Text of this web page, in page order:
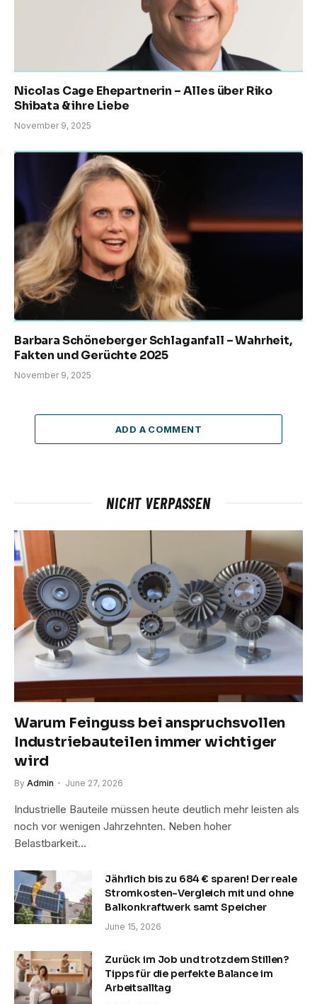
Nicolas Cage Ehepartnerin – Alles über Riko
Shibata & ihre Liebe
November 9, 2025
Barbara Schöneberger Schlaganfall – Wahrheit,
Fakten und Gerüchte 2025
November 9, 2025
ADD A COMMENT
NICHT VERPASSEN
Warum Feinguss bei anspruchsvollen
Industriebauteilen immer wichtiger
wird
By Admin June 27, 2026
Industrielle Bauteile müssen heute deutlich mehr leisten als
noch vor wenigen Jahrzehnten. Neben hoher
Belastbarkeit…
Jährlich bis zu 684 € sparen! Der reale
Stromkosten-Vergleich mit und ohne
Balkonkraftwerk samt Speicher
June 15, 2026
Zurück im Job und trotzdem Stillen?
Tipps für die perfekte Balance im
Arbeitsalltag